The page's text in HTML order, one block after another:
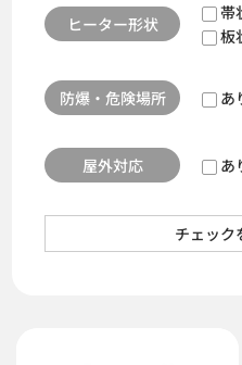
ヒーター形状
帯
板
防爆・危険場所 あ
屋外対応 あ
チェック